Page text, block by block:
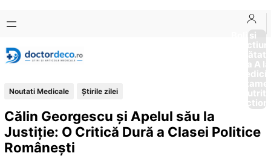
conținut
content
Boli si
Afectiuni
Sănătate
de la A
Noutati Medicale Știrile zilei
Călin Georgescu și Apelul său la
Justiție: O Critică Dură a Clasei Politice
Românești